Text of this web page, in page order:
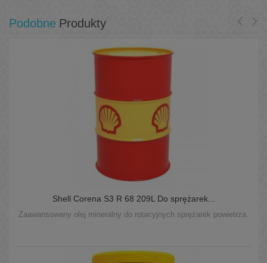
Podobne Produkty
Shell Corena S3 R 68 209L Do sprężarek...
Zaawansowany olej mineralny do rotacyjnych sprężarek powietrza.